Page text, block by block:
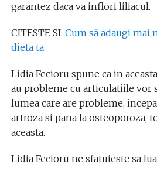
garantez daca va inflori liliacul.
CITESTE SI: Cum să adaugi mai
dieta ta
Lidia Fecioru spune ca in
au probleme cu articulatiile vor
lumea care are probleme,
artroza si pana la osteoporoza,
aceasta.
Lidia Fecioru ne sfatuieste sa